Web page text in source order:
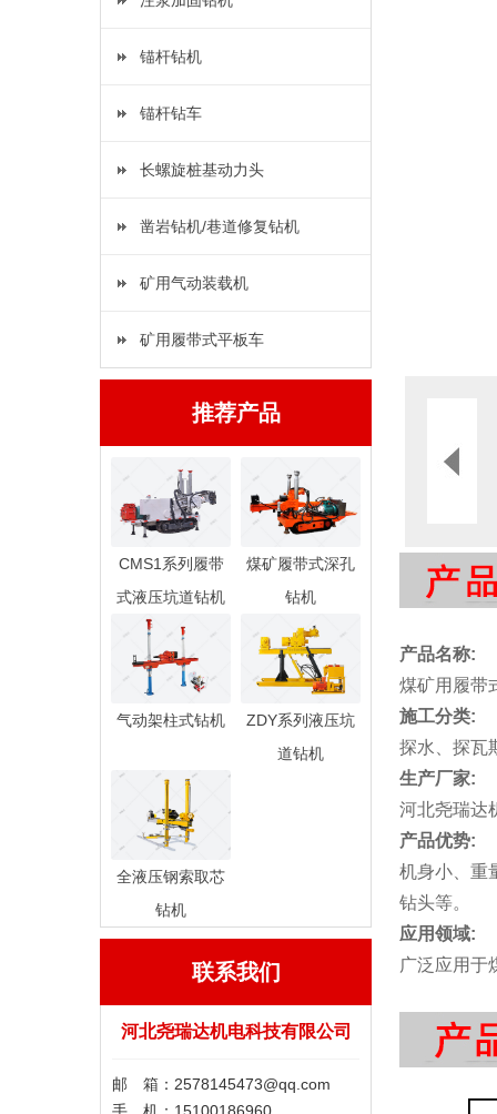
锚杆钻机
锚杆钻车
长螺旋桩基动力头
凿岩钻机/巷道修复钻机
矿用气动装载机
矿用履带式平板车
推荐产品
CMS1系列履带
式液压坑道钻机
煤矿履带式深孔
钻机
气动架柱式钻机
ZDY系列液压坑
道钻机
全液压钢索取芯
钻机
联系我们
河北尧瑞达机电科技有限公司
邮 箱：2578145473@qq.com
产品名称:
煤矿用履带
施工分类:
探水、探瓦
生产厂家:
河北尧瑞达
产品优势:
机身小、重
钻头等。
应用领域:
广泛应用于